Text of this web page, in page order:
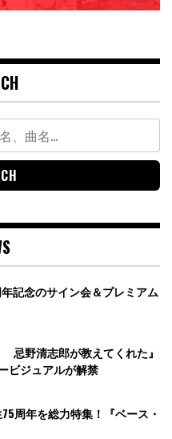
年記念のサイン会＆プレミアム
忌野清志郎が教えてくれた』
ビジュアルが解禁
周年を総力特集！『ベース・